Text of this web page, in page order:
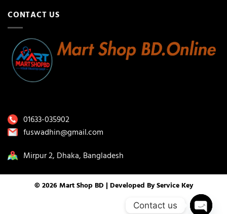
CONTACT US
01633-035902
fuswadhin@gmail.com
Mirpur 2, Dhaka, Bangladesh
© 2026 Mart Shop BD | Developed ByService Key
Contact us